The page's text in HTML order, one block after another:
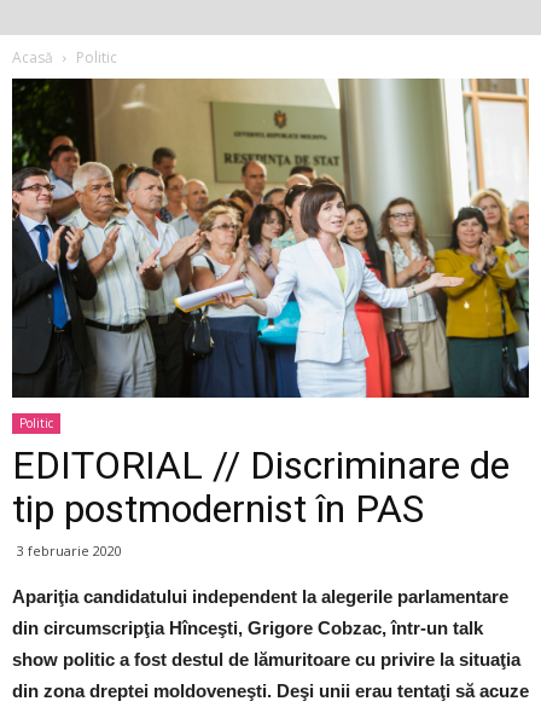
Acasă Politic
Politic
EDITORIAL // Discriminare de
tip postmodernist în PAS
3 februarie 2020
Apariţia candidatului independent la alegerile parlamentare
din circumscripţia Hînceşti, Grigore Cobzac, într-un talk
show politic a fost destul de lămuritoare cu privire la situaţia
din zona dreptei moldoveneşti. Deşi unii erau tentaţi să acuze